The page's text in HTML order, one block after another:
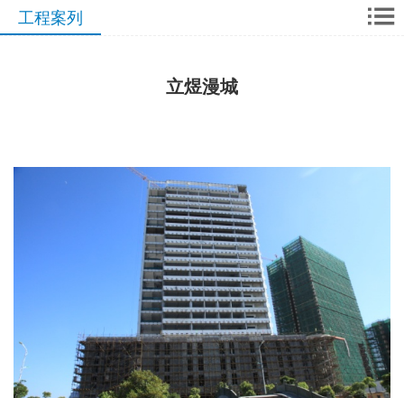
工程案列
立煜漫城